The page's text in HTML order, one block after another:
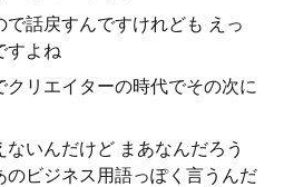
話戻すんですけれども えっ
すよね
リエイターの時代でその次に
いんだけど まあなんだろう
のビジネス用語っぽく言うんだ